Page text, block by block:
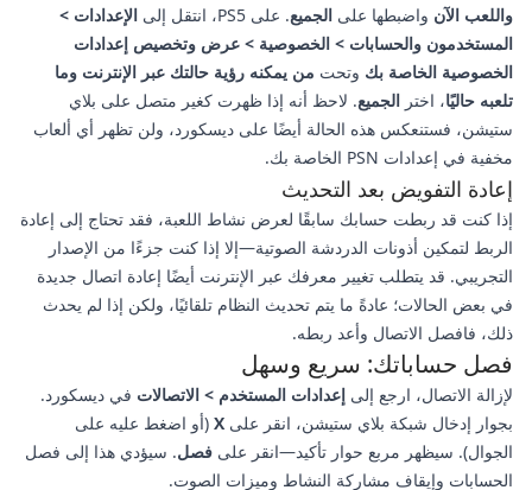
واللعب الآن واضبطها على الجميع. على PS5، انتقل إلى
الإعدادات >
المستخدمون والحسابات > الخصوصية > عرض وتخصيص إعدادات
الخصوصية الخاصة بك وتحت من يمكنه رؤية حالتك عبر الإنترنت وما
تلعبه حاليًا، اختر الجميع. لاحظ أنه إذا ظهرت كغير متصل على بلاي
ستيشن، فستنعكس هذه الحالة أيضًا على ديسكورد، ولن تظهر أي ألعاب
مخفية في إعدادات PSN الخاصة بك.
إعادة التفويض بعد التحديث
إذا كنت قد ربطت حسابك سابقًا لعرض نشاط اللعبة، فقد تحتاج إلى إعادة
الربط لتمكين أذونات الدردشة الصوتية—إلا إذا كنت جزءًا من الإصدار
التجريبي. قد يتطلب تغيير معرفك عبر الإنترنت أيضًا إعادة اتصال جديدة
في بعض الحالات؛ عادةً ما يتم تحديث النظام تلقائيًا، ولكن إذا لم يحدث
ذلك، فافصل الاتصال وأعد ربطه.
فصل حساباتك: سريع وسهل
لإزالة الاتصال، ارجع إلى إعدادات المستخدم > الاتصالات في ديسكورد.
بجوار إدخال شبكة بلاي ستيشن، انقر على X (أو اضغط عليه على
الجوال). سيظهر مربع حوار تأكيد—انقر على فصل. سيؤدي هذا إلى فصل
الحسابات وإيقاف مشاركة النشاط وميزات الصوت.